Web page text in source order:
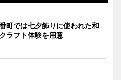
町では七夕飾りに使われた和
ラフト体験を用意